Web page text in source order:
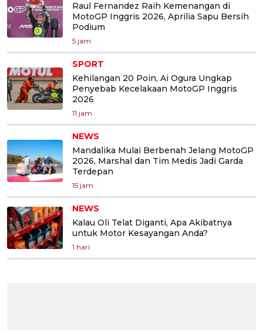
Raul Fernandez Raih Kemenangan di
MotoGP Inggris 2026, Aprilia Sapu Bersih
Podium
5 jam
SPORT
Kehilangan 20 Poin, Ai Ogura Ungkap
Penyebab Kecelakaan MotoGP Inggris
2026
11 jam
NEWS
Mandalika Mulai Berbenah Jelang MotoGP
2026, Marshal dan Tim Medis Jadi Garda
Terdepan
15 jam
NEWS
Kalau Oli Telat Diganti, Apa Akibatnya
untuk Motor Kesayangan Anda?
1 hari